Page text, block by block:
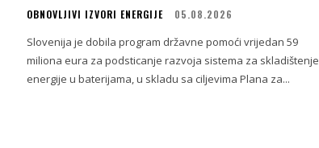
OBNOVLJIVI IZVORI ENERGIJE 05.08.2026
Slovenija je dobila program državne pomoći vrijedan 59
miliona eura za podsticanje razvoja sistema za skladištenje
energije u baterijama, u skladu sa ciljevima Plana za...